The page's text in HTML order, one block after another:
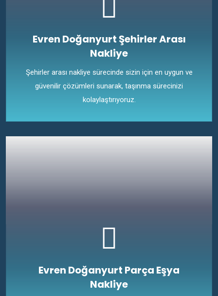
Evren Doğanyurt Şehirler Arası
Nakliye
Şehirler arası nakliye sürecinde sizin için en uygun ve
güvenilir çözümleri sunarak, taşınma sürecinizi
kolaylaştırıyoruz.
Evren Doğanyurt Parça Eşya
Nakliye